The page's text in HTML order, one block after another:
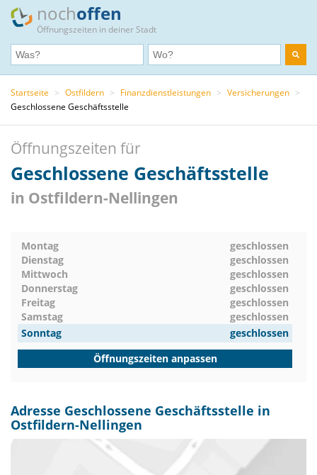
nochoffen
Öffnungszeiten in deiner Stadt
Startseite > Ostfildern > Finanzdienstleistungen > Versicherungen >
Geschlossene Geschäftsstelle
Öffnungszeiten für
Geschlossene Geschäftsstelle
in Ostfildern-Nellingen
Montag
geschlossen
Dienstag
geschlossen
Mittwoch
geschlossen
Donnerstag
geschlossen
Freitag
geschlossen
Samstag
geschlossen
Sonntag
geschlossen
Öffnungszeiten anpassen
Adresse Geschlossene Geschäftsstelle in
Ostfildern-Nellingen